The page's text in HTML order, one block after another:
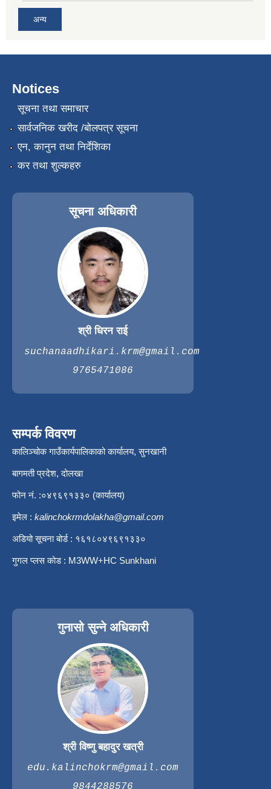
अन्य
Notices
सूचना तथा समाचार
सार्वजनिक खरीद /बोलपत्र सूचना
एन, कानुन तथा निर्देशिका
कर तथा शुल्कहरु
सूचना अधिकारी
श्री धिरन राई
suchanaadhikari.krm@gmail.com
9765471086
सम्पर्क विवरण
कालिञ्चोक गाउँकार्यपालिकाको कार्यालय, सुनखानी
बागमती प्रदेश, दोलखा
फोन नं. :०४९६९१३३० (कार्यालय)
इमेल : kalinchokrmdolakha@gmail.com
अडियो सूचना बोर्ड : १६१८०४९६९१३३०
गुगल प्लस कोड : M3WW+HC Sunkhani
गुनासो सुन्ने अधिकारी
श्री विष्णु बहादुर खत्री
edu.kalinchokrm@gmail.com